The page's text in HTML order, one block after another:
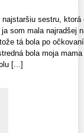
najstaršiu sestru,
som mala najradšej
tá bola po
bola moja
[...]